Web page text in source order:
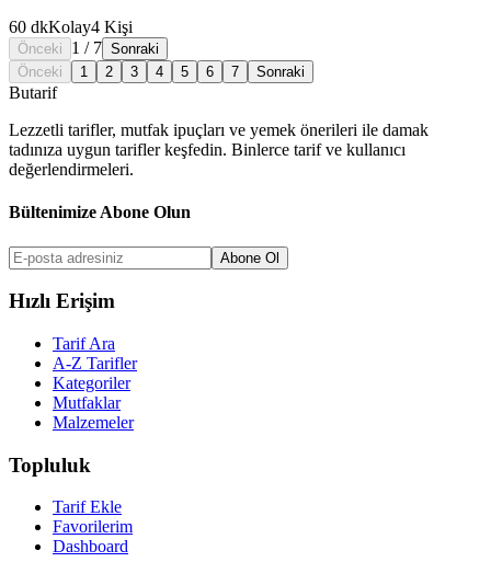
60 dkKolay4 Kişi
Önceki 1 / 7 Sonraki
Önceki
1 2 3 4 5 6 7 Sonraki
Butarif
Lezzetli tarifler, mutfak ipuçları ve yemek önerileri ile damak
tadınıza uygun tarifler keşfedin. Binlerce tarif ve kullanıcı
değerlendirmeleri.
Bültenimize Abone Olun
Abone Ol
Hızlı Erişim
Tarif Ara
A-Z Tarifler
Kategoriler
Mutfaklar
Malzemeler
Topluluk
Tarif Ekle
Favorilerim
Dashboard